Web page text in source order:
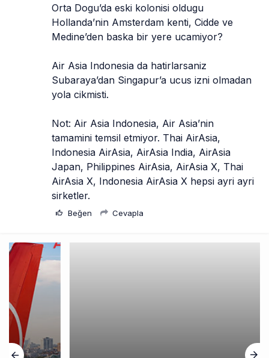
Orta Dogu’da eski kolonisi oldugu
Hollanda’nin Amsterdam kenti, Cidde ve
Medine’den baska bir yere ucamiyor?
Air Asia Indonesia da hatirlarsaniz
Subaraya’dan Singapur’a ucus izni olmadan
yola cikmisti.
Not: Air Asia Indonesia, Air Asia’nin
tamamini temsil etmiyor. Thai AirAsia,
Indonesia AirAsia, AirAsia India, AirAsia
Japan, Philippines AirAsia, AirAsia X, Thai
AirAsia X, Indonesia AirAsia X hepsi ayri ayri
sirketler.
Beğen Cevapla